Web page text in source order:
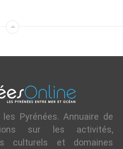
Pyrénées. Annuaire de
sur les activités,
culturels et domaines